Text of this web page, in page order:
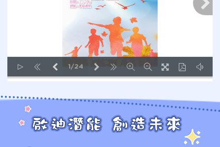
LOADING PAGES 23% ...
1/24